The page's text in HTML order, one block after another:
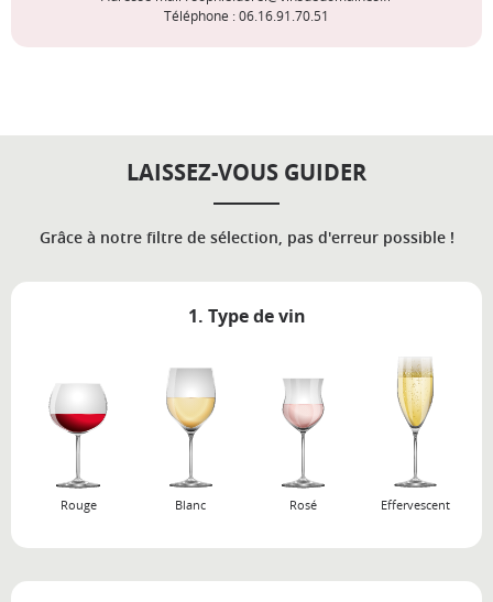
Téléphone : 06.16.91.70.51
LAISSEZ-VOUS GUIDER
Grâce à notre filtre de sélection, pas d'erreur possible !
1. Type de vin
Rouge Blanc Rosé Effervescent